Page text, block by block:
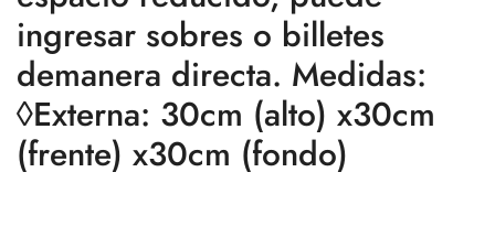
ingresar sobres o billetes
demanera directa. Medidas:
◊Externa: 30cm (alto) x30cm
(frente) x30cm (fondo)